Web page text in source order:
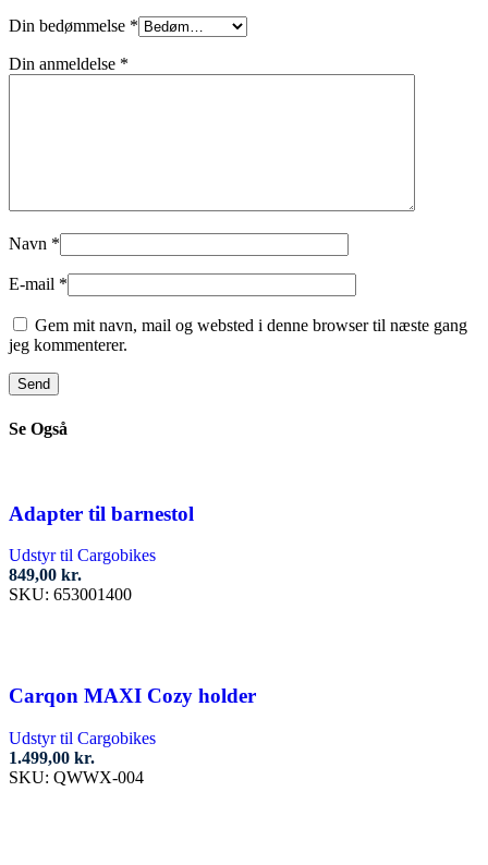
Din bedømmelse *
Din anmeldelse *
Navn *
E-mail *
Gem mit navn, mail og websted i denne browser til næste gang
jeg kommenterer.
Se Også
Adapter til barnestol
Udstyr til Cargobikes
849,00 kr.
SKU: 653001400
Carqon MAXI Cozy holder
Udstyr til Cargobikes
1.499,00 kr.
SKU: QWWX-004